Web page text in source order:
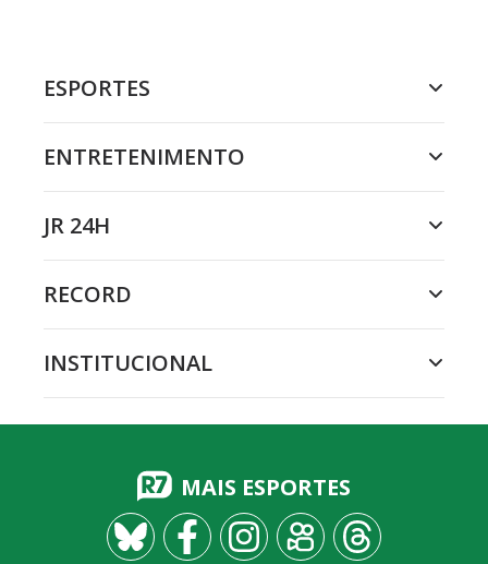
ESPORTES
ENTRETENIMENTO
JR 24H
RECORD
INSTITUCIONAL
MAIS ESPORTES